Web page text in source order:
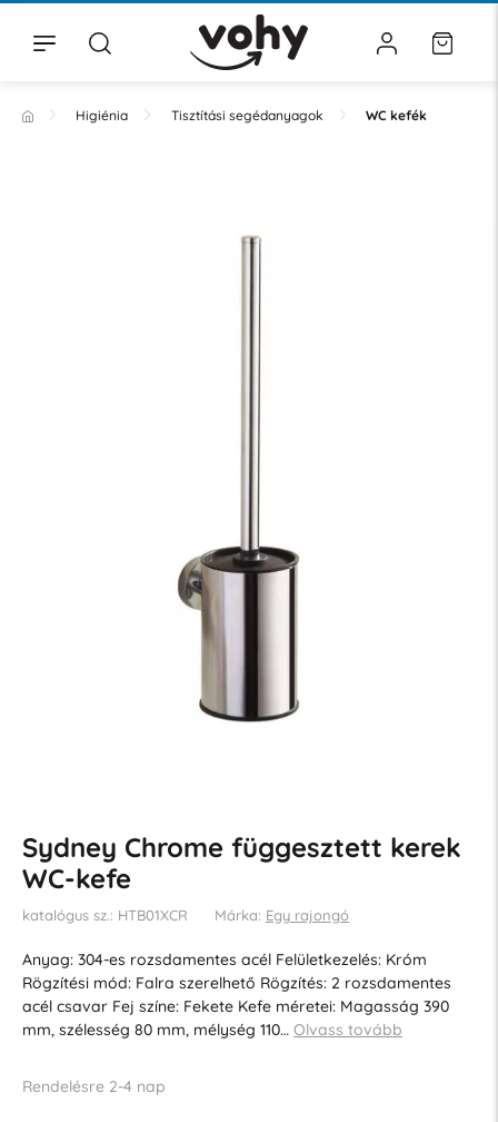
Higiénia Tisztítási segédanyagok WC kefék
Sydney Chrome függesztett kerek
WC-kefe
katalógus sz.: HTB01XCR Márka: Egy rajongó
Anyag: 304-es rozsdamentes acél Felületkezelés: Króm
Rögzítési mód: Falra szerelhető Rögzítés: 2 rozsdamentes
acél csavar Fej színe: Fekete Kefe méretei: Magasság 390
mm, szélesség 80 mm, mélység 110… Olvass tovább
Rendelésre 2-4 nap